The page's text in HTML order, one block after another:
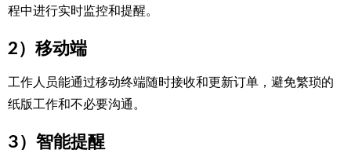
程中进行实时监控和提醒。
2）移动端
工作人员能通过移动终端随时接收和更新订单，避免繁琐的
纸版工作和不必要沟通。
3）智能提醒